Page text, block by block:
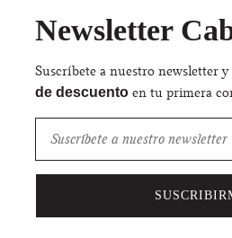
Newsletter
Suscríbete a nuestro newsletter y
de descuento en tu primera